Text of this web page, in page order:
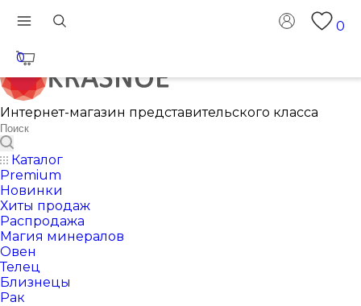
0
0
Интернет-магазин представительского класса
Каталог
Premium
Новинки
Хиты продаж
Распродажа
Магия минералов
Овен
Телец
Близнецы
Рак